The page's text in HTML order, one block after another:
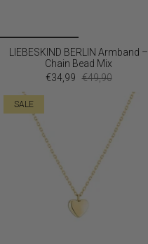
LIEBESKIND BERLIN Armband –
Chain Bead Mix
€34,99 €49,90
SALE